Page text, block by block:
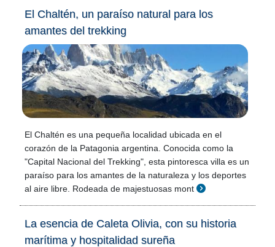
El Chaltén, un paraíso natural para los
amantes del trekking
El Chaltén es una pequeña localidad ubicada en el
corazón de la Patagonia argentina. Conocida como la
"Capital Nacional del Trekking", esta pintoresca villa es un
paraíso para los amantes de la naturaleza y los deportes
al aire libre. Rodeada de majestuosas mont
La esencia de Caleta Olivia, con su historia
marítima y hospitalidad sureña